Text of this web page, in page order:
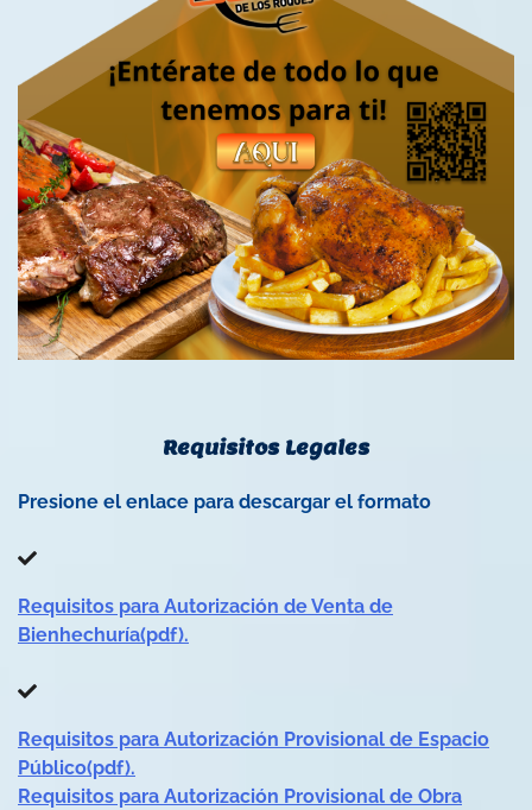
Requisitos Legales
Presione el enlace para descargar el formato
Requisitos para Autorización de Venta de
Bienhechuría(pdf).
Requisitos para Autorización Provisional de Espacio
Público(pdf).
Requisitos para Autorización Provisional de Obra